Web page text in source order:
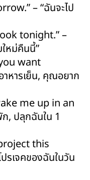
– “ฉันจะไป
tonight.” –
หม่คืนนี้”
want
าหารเย็น, คุณอยาก
me up in an
, ปลุกฉันใน 1
this
รเจคของฉันในวัน